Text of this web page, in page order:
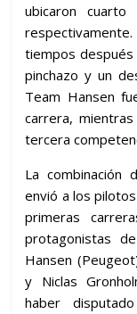
ubicaron
tiempos
pinchazo y un
Team Hansen
carrera,
tercera
La combinación
envió a los
primeras
protagonistas
Hansen
y Niclas
haber